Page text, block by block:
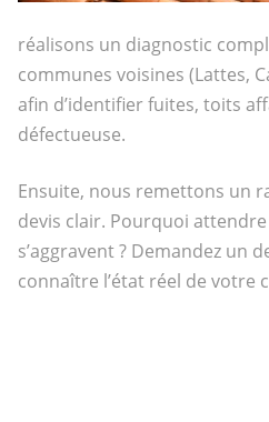
réalisons un diagnostic
communes voisines (Lattes,
afin d’identifier fuites, toits
défectueuse.
Ensuite, nous remettons un
devis clair. Pourquoi
s’aggravent ? Demandez un
connaître l’état réel de votre